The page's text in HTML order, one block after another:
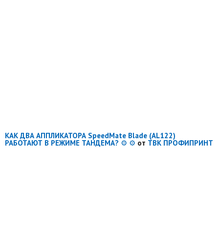
КАК ДВА АППЛИКАТОРА SpeedMate Blade (AL122)
РАБОТАЮТ В РЕЖИМЕ ТАНДЕМА? ⚙️ ⚙️ от ТВК ПРОФИПРИНТ